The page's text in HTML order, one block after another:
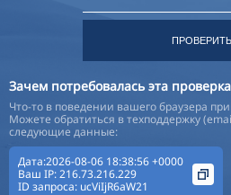
ПРОВЕРИТЬ
Зачем потребовалась эта
Что-то в поведении вашего браузера
Можете обратиться в техподдержку
следующие данные:
Дата:2026-08-06 18:38:56 +0000
Ваш IP:216.73.216.229
ID запроса: ucViIjR6aW21